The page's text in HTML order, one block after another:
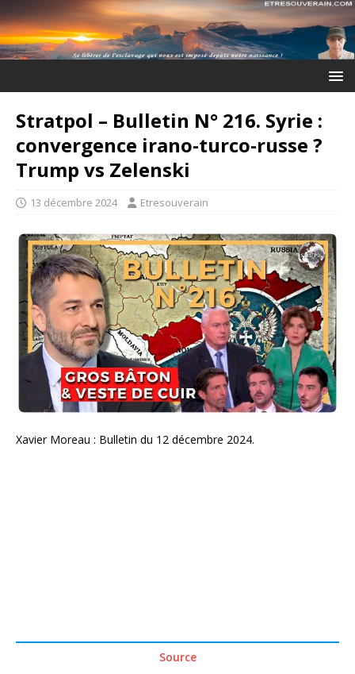
Stratpol – Bulletin N° 216. Syrie :
convergence irano-turco-russe ?
Trump vs Zelenski
13 décembre 2024 Etresouverain
Xavier Moreau : Bulletin du 12 décembre 2024.
Source